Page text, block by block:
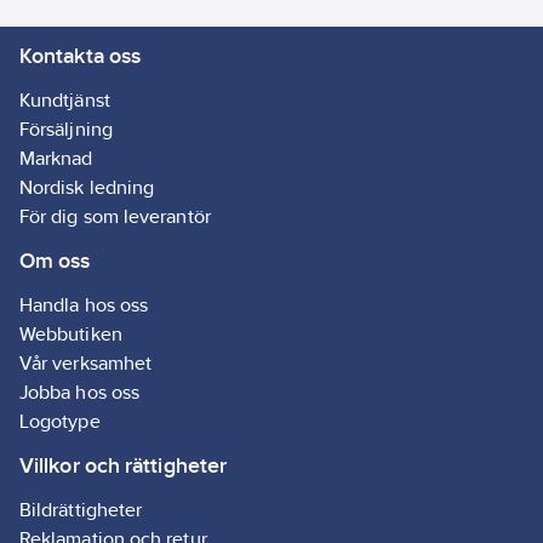
Kontakta oss
Kundtjänst
Försäljning
Marknad
Nordisk ledning
För dig som leverantör
Om oss
Handla hos oss
Webbutiken
Vår verksamhet
Jobba hos oss
Logotype
Villkor och rättigheter
Bildrättigheter